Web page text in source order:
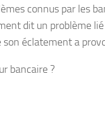
connus par les
dit un problème
son éclatement a
bancaire ?